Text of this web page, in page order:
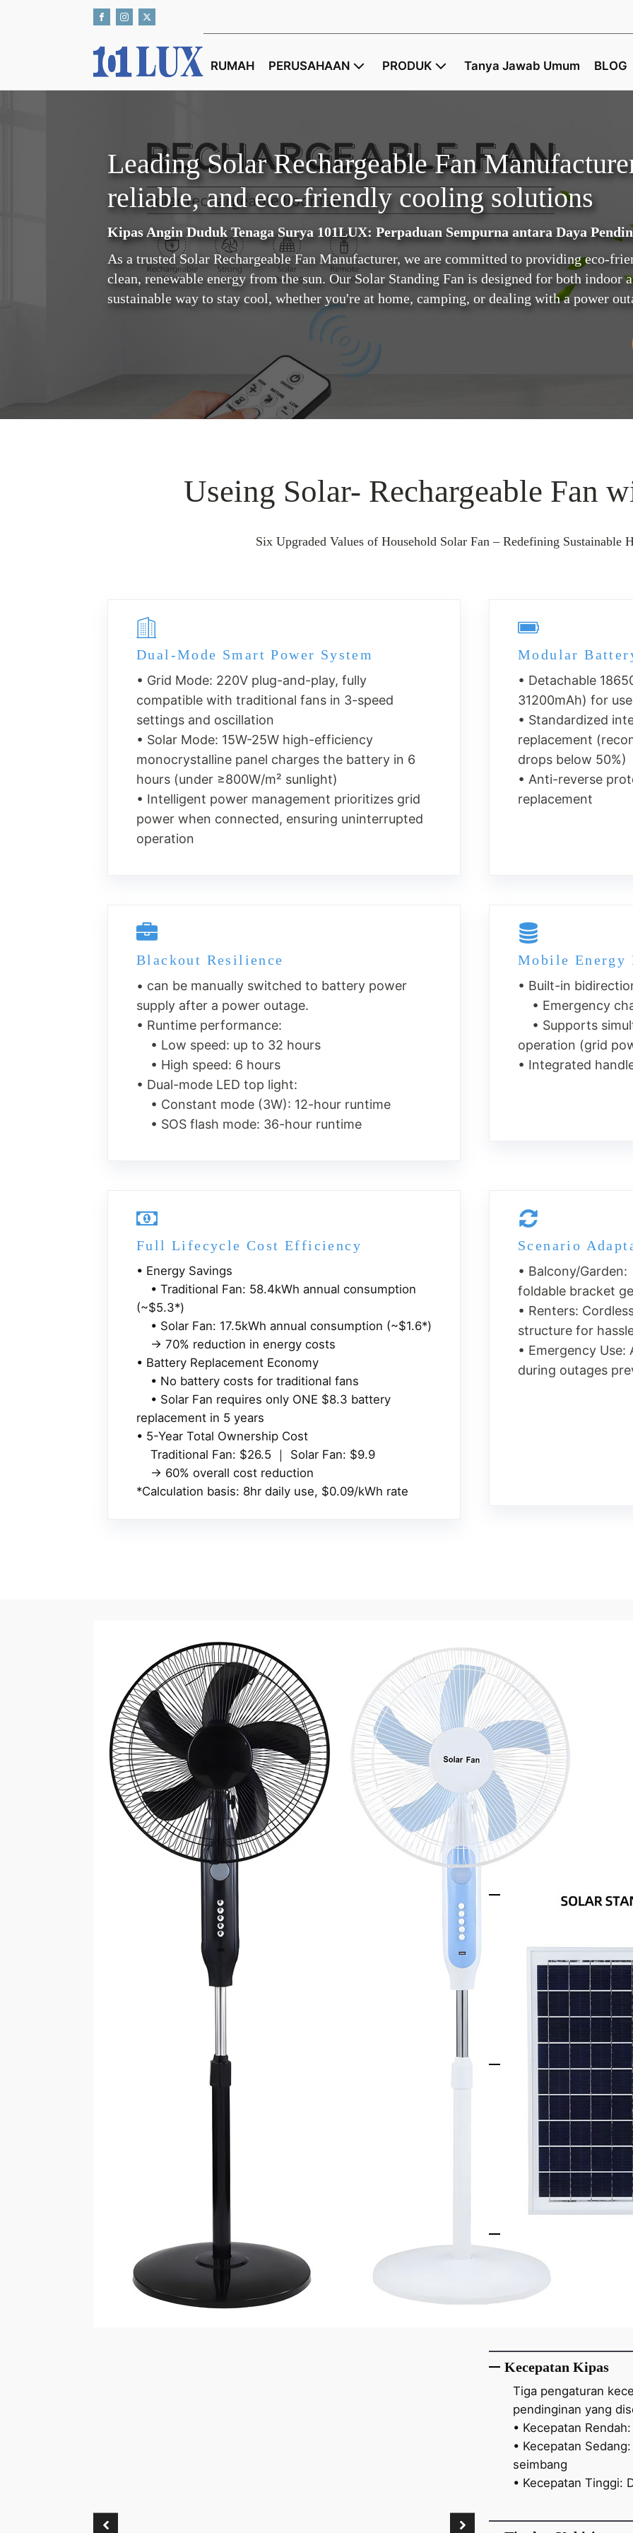
RUMAH PERUSAHAAN PRODUK Tanya Jawab Umum BLOG
Leading Solar Rechargeable Fan
reliable, and eco-friendly cooling solutions
Kipas Angin Duduk Tenaga Surya 101LUX: Perpaduan Sempurna antara Daya
As a trusted Solar Rechargeable Fan Manufacturer, we are committed to providing eco-
clean, renewable energy from the sun. Our Solar Standing Fan is designed for both indoor
sustainable way to stay cool, whether you're at home, camping, or dealing with a power
Useing Solar- Rechargeable Fan
Six Upgraded Values of Household Solar Fan – Redefining Sustainable
Dual-Mode Smart Power System
• Grid Mode: 220V plug-and-play, fully
compatible with traditional fans in 3-speed
settings and oscillation
• Solar Mode: 15W-25W high-efficiency
monocrystalline panel charges the battery in 6
hours (under ≥800W/m² sunlight)
• Intelligent power management prioritizes grid
power when connected, ensuring uninterrupted
operation
Modular
• Detachable
31200mAh) for
• Standardized
replacement
drops below 50%)
• Anti-reverse
replacement
Blackout Resilience
• can be manually switched to battery power
supply after a power outage.
• Runtime performance:
• Low speed: up to 32 hours
• High speed: 6 hours
• Dual-mode LED top light:
• Constant mode (3W): 12-hour runtime
• SOS flash mode: 36-hour runtime
Mobile Energy
• Built-in
• Emergency
• Supports
operation (grid
• Integrated
Full Lifecycle Cost Efficiency
• Energy Savings
• Traditional Fan: 58.4kWh annual consumption
(~$5.3*)
• Solar Fan: 17.5kWh annual consumption (~$1.6*)
→ 70% reduction in energy costs
• Battery Replacement Economy
• No battery costs for traditional fans
• Solar Fan requires only ONE $8.3 battery
replacement in 5 years
• 5-Year Total Ownership Cost
Traditional Fan: $26.5 ｜ Solar Fan: $9.9
→ 60% overall cost reduction
*Calculation basis: 8hr daily use, $0.09/kWh rate
Scenario
• Balcony/
foldable bracket
• Renters:
structure for
• Emergency
during outages
What Sets Our
Apart for Your
Kipas Angin Berdiri
15W, 16V dengan
berkapasitas ekstra
Kipas angin ini
dan pengatur waktu
dilengkapi port USB
darurat dengan tingkat
Desainnya yang tahan
untuk berkemah,
Panel Surya
memastikan
penyerapan energi
sehingga ideal
langsung maupun
Kapasitas Baterai
Didukung oleh
dapat beroperasi
daya, tergantung
terisi penuh hanya
langsung, sehingga
pemadaman listrik
Berbeda-beda
• Kecepatan
• Kecepatan
Kecepatan Kipas
Tiga pengaturan
pendinginan yang
• Kecepatan
• Kecepatan
seimbang
• Kecepatan Tinggi: